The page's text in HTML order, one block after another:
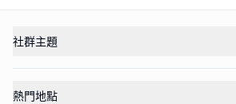
社群主題
熱門地點